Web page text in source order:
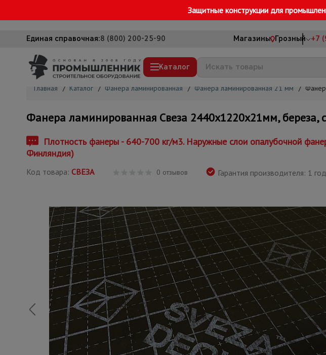
Защитные конструкции для
Единая справочная:8 (800) 200-25-90 Магазины Грозный +7
Каталог
Вышки-туры
Подмости строительные
Строительные подъемники
Мусоропровод строительный
Фанера ламинированная
Опалубка
Вибротехника для строительства
Оборудование для работы с арматурой
Оборудование для бетонных работ
Техника для склада
Тачки строительные и садовые
Лестницы и стремянки
Главная / Каталог / Фанера ламинированная / Фанера ламинированная 21 мм /
Фанера ламинированная Свеза 2440х1220х21мм, береза,
Плотность фанеры - 640-700 кг/м3. Наружные слои опалубочной
Финляндия)
Код товара: СВЕЗА 0 отзывов Гарантия производителя: 1 год